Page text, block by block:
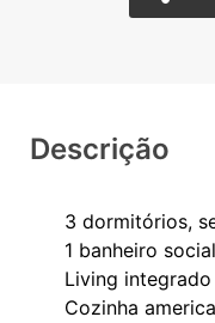
Descrição
3 dormitórios,
1 banheiro social
Living integrado
Cozinha